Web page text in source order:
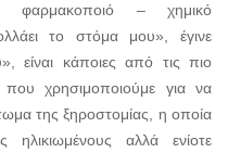
φαρμακοποιό – χημικό
το στόμα μου», έγινε
κάποιες από τις πιο
που χρησιμοποιούμε για να
της ξηροστομίας, η οποία
αλλά ενίοτε